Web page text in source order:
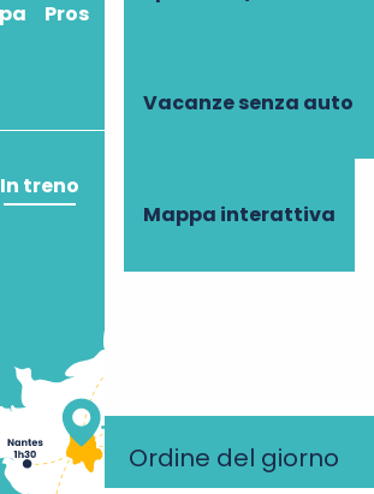
Vacanze senza auto
Mappa interattiva
Ordine del giorno
Pros
In treno